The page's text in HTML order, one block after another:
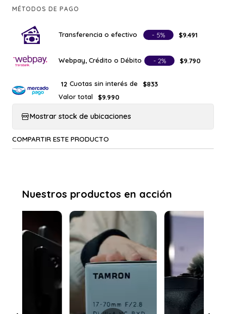
MÉTODOS DE PAGO
Transferencia o efectivo - 5% $9.491
Webpay, Crédito o Débito - 2% $9.790
12 Cuotas sin interés de
$833
Valor total
$9.990
Mostrar stock de ubicaciones
COMPARTIR ESTE PRODUCTO